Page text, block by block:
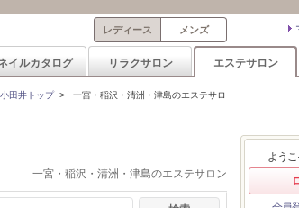
レディース メンズ
イルカタログ リラクサロン エステサロン
田井トップ> 一宮・稲沢・清洲・津島のエステサロ
一宮・稲沢・清洲・津島のエステサロン
ようこ